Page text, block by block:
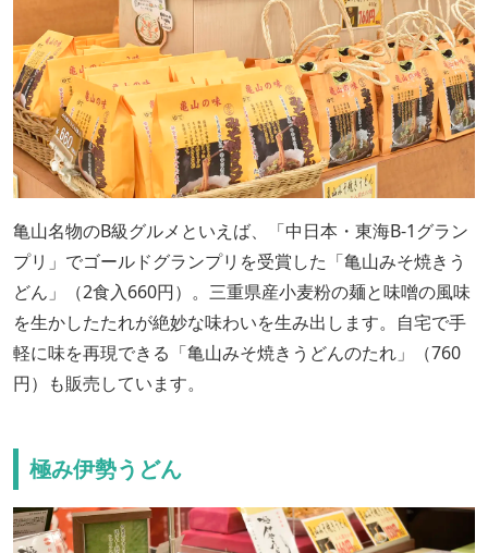
亀山名物のB級グルメといえば、「中日本・東海B-1グラン
プリ」でゴールドグランプリを受賞した「亀山みそ焼きう
どん」（2食入660円）。三重県産小麦粉の麺と味噌の風味
を生かしたたれが絶妙な味わいを生み出します。自宅で手
軽に味を再現できる「亀山みそ焼きうどんのたれ」（760
円）も販売しています。
極み伊勢うどん